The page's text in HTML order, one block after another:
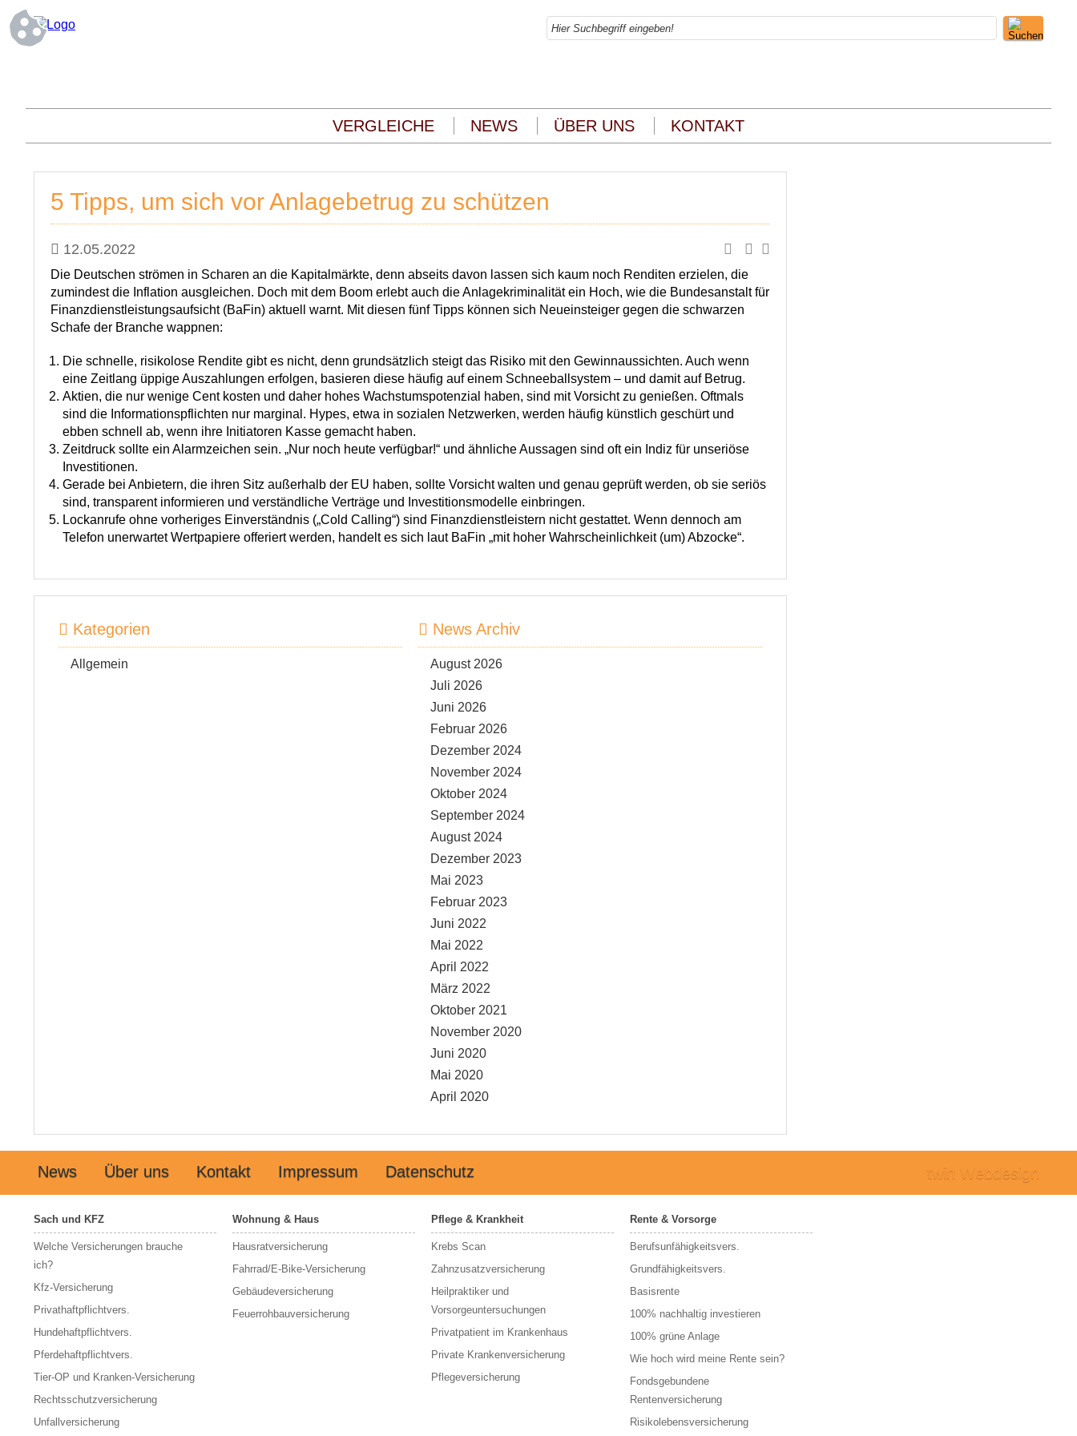
VERGLEICHE NEWS ÜBER UNS KONTAKT
5 Tipps, um sich vor Anlagebetrug zu schützen
12.05.2022
Die Deutschen strömen in Scharen an die Kapitalmärkte, denn abseits davon lassen sich kaum noch Renditen erzielen, die
zumindest die Inflation ausgleichen. Doch mit dem Boom erlebt auch die Anlagekriminalität ein Hoch, wie die Bundesanstalt für
Finanzdienstleistungsaufsicht (BaFin) aktuell warnt. Mit diesen fünf Tipps können sich Neueinsteiger gegen die schwarzen
Schafe der Branche wappnen:
Die schnelle, risikolose Rendite gibt es nicht, denn grundsätzlich steigt das Risiko mit den Gewinnaussichten. Auch wenn
eine Zeitlang üppige Auszahlungen erfolgen, basieren diese häufig auf einem Schneeballsystem – und damit auf Betrug.
Aktien, die nur wenige Cent kosten und daher hohes Wachstumspotenzial haben, sind mit Vorsicht zu genießen. Oftmals
sind die Informationspflichten nur marginal. Hypes, etwa in sozialen Netzwerken, werden häufig künstlich geschürt und
ebben schnell ab, wenn ihre Initiatoren Kasse gemacht haben.
Zeitdruck sollte ein Alarmzeichen sein. „Nur noch heute verfügbar!“ und ähnliche Aussagen sind oft ein Indiz für unseriöse
Investitionen.
Gerade bei Anbietern, die ihren Sitz außerhalb der EU haben, sollte Vorsicht walten und genau geprüft werden, ob sie seriös
sind, transparent informieren und verständliche Verträge und Investitionsmodelle einbringen.
Lockanrufe ohne vorheriges Einverständnis („Cold Calling“) sind Finanzdienstleistern nicht gestattet. Wenn dennoch am
Telefon unerwartet Wertpapiere offeriert werden, handelt es sich laut BaFin „mit hoher Wahrscheinlichkeit (um) Abzocke“.
Kategorien
Allgemein
News Archiv
August 2026
Juli 2026
Juni 2026
Februar 2026
Dezember 2024
November 2024
Oktober 2024
September 2024
August 2024
Dezember 2023
Mai 2023
Februar 2023
Juni 2022
Mai 2022
April 2022
März 2022
Oktober 2021
November 2020
Juni 2020
Mai 2020
April 2020
News Über uns Kontakt Impressum Datenschutz twin Webdesign
Sach und KFZ
Welche Versicherungen brauche
ich?
Kfz-Versicherung
Privathaftpflichtvers.
Hundehaftpflichtvers.
Pferdehaftpflichtvers.
Tier-OP und Kranken-Versicherung
Rechtsschutzversicherung
Unfallversicherung
Wohnung & Haus
Hausratversicherung
Fahrrad/E-Bike-Versicherung
Gebäudeversicherung
Feuerrohbauversicherung
Pflege & Krankheit
Krebs Scan
Zahnzusatzversicherung
Heilpraktiker und
Vorsorgeuntersuchungen
Privatpatient im Krankenhaus
Private Krankenversicherung
Pflegeversicherung
Rente & Vorsorge
Berufs­unfähigkeitsvers.
Grundfähigkeitsvers.
Basisrente
100% nachhaltig investieren
100% grüne Anlage
Wie hoch wird meine Rente sein?
Fondsgebundene
Rentenversicherung
Risikolebensversicherung